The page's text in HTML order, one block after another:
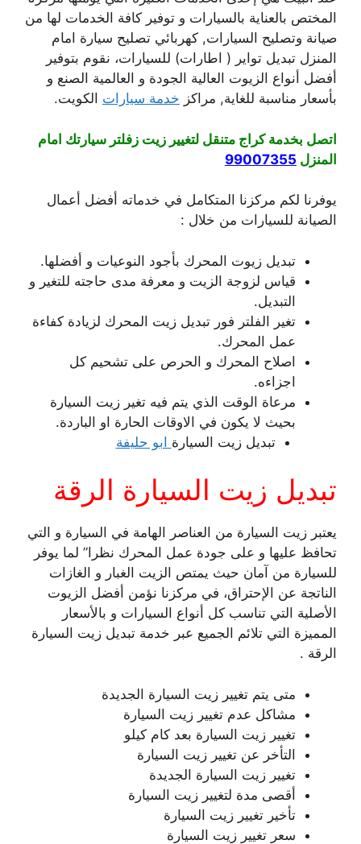
المختص بالعناية بالسيارات و توفير كافة الخدمات لها من
صيانة وتصليح السيارات, كهربائي تصليح سيارة امام
المنزل تبديل تواير ( اطارات) للسيارات، نقوم بتوفير
أفضل أنواع الزيوت العالية الجودة و العالمية الصنع و
بأسعار مناسبة للغاية, مراكز خدمة سيارات الكويت.
اتصل بخدمة كراج متنقل لتغيير زيت زفلتر سيارتك امام
المنزل 99007355
يوفرنا لكم مركزنا المتكامل في خدماته أفضل أعمال
الصيانة للسيارات من خلال :
تبديل زيوت المحرك بأجود النوعيات و أفضلها.
قياس لزوجة الزيت و معرفة مدى حاجته للتغير و
التبديل.
تغير الفلتر فور تبديل زيت المحرك لزيادة كفاءة
عمل المحرك.
اصلاح المحرك و الحرص على تشحيم كل
اجزاءه.
مرعاة الوقت الذي يتم فيه تغير زيت السيارة
بحيث لا يكون في الاوقات الحارة او الباردة.
تبديل زيت السيارة ابو حليفة
تبديل زيت السيارة الرقة
يعتبر زيت السيارة من العناصر الهامة في السيارة و التي
تحافظ عليها و على جودة عمل المحرك نظرا” لما يوفر
للسيارة من آمان حيث يمتص الزيت الغبار و الغازات
الناتجة عن الإحتراق، في مركزنا نؤمن أفضل الزيوت
الأصلية التي تناسب كل أنواع السيارات و بالأسعار
المميزة التي تلائم الجميع عبر خدمة تبديل زيت السيارة
الرقة .
متى يتم تغيير زيت السيارة الجديدة
مشاكل عدم تغيير زيت السيارة
تغيير زيت السيارة بعد كام كيلو
التأخر عن تغيير زيت السيارة
تغيير زيت السيارة الجديدة
أقصى مدة لتغيير زيت السيارة
تأخير تغيير زيت السيارة
سعر تغيير زيت السيارة